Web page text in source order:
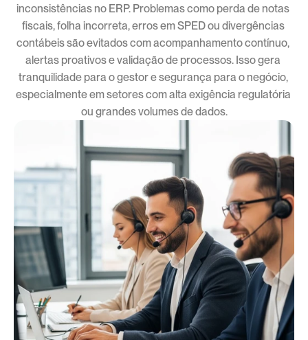
inconsistências no ERP. Problemas como perda de notas
fiscais, folha incorreta, erros em SPED ou divergências
contábeis são evitados com acompanhamento contínuo,
alertas proativos e validação de processos. Isso gera
tranquilidade para o gestor e segurança para o negócio,
especialmente em setores com alta exigência regulatória
ou grandes volumes de dados.